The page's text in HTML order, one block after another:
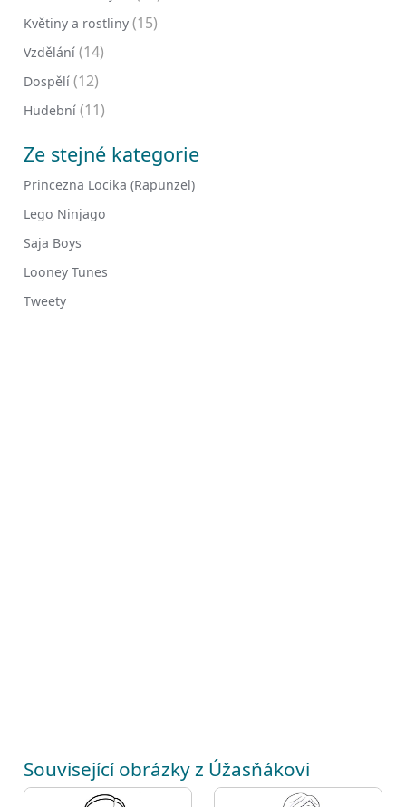
Květiny a rostliny (15)
Vzdělání (14)
Dospělí (12)
Hudební (11)
Ze stejné kategorie
Princezna Locika (Rapunzel)
Lego Ninjago
Saja Boys
Looney Tunes
Tweety
Související obrázky z Úžasňákovi